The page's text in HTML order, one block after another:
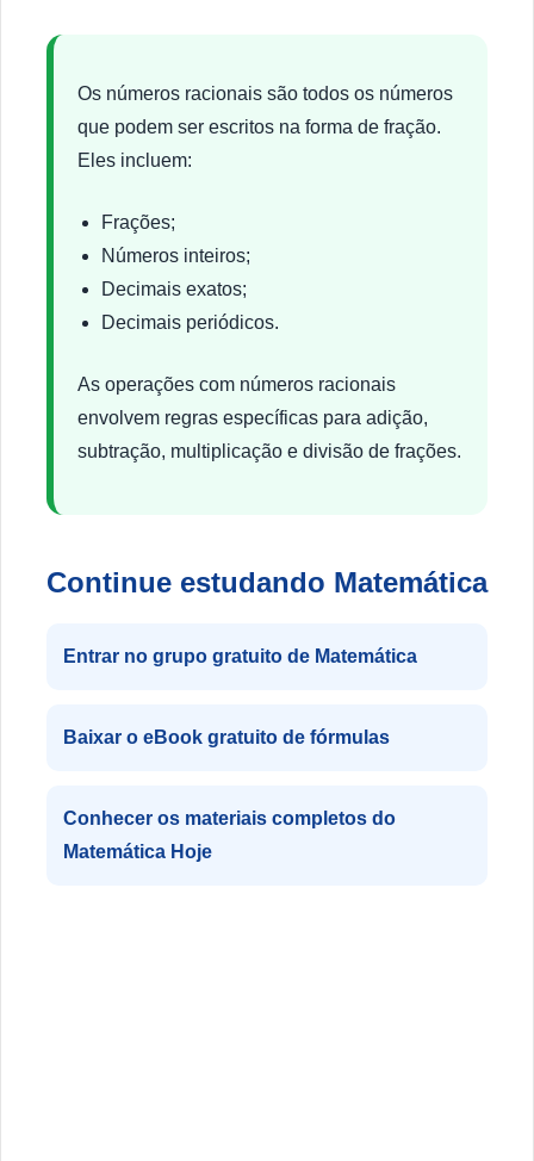
Os números racionais são todos os números
que podem ser escritos na forma de fração.
Eles incluem:
Frações;
Números inteiros;
Decimais exatos;
Decimais periódicos.
As operações com números racionais
envolvem regras específicas para adição,
subtração, multiplicação e divisão de frações.
Continue estudando Matemática
Entrar no grupo gratuito de Matemática
Baixar o eBook gratuito de fórmulas
Conhecer os materiais completos do
Matemática Hoje